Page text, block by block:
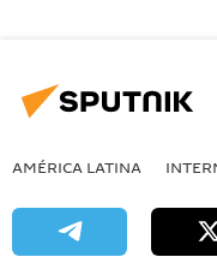
AMÉRICA LATINA